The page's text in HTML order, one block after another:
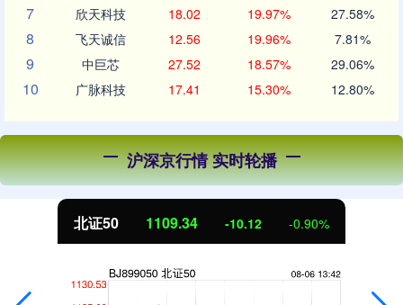
7 欣天科技 18.02 19.97% 27.58%
8 飞天诚信 12.56 19.96% 7.81%
9 中巨芯 27.52 18.57% 29.06%
10 广脉科技 17.41 15.30% 12.80%
沪深京行情 实时轮播
北证50 1109.34 -10.12 -0.90%